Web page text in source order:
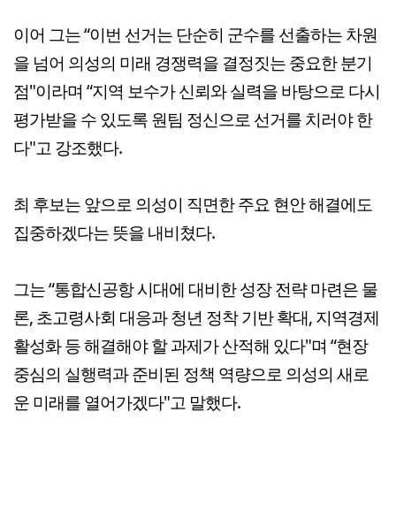
이어 그는 “이번 선거는 단순히 군수를 선출하는 차원
을 넘어 의성의 미래 경쟁력을 결정짓는 중요한 분기
점"이라며 “지역 보수가 신뢰와 실력을 바탕으로 다시
평가받을 수 있도록 원팀 정신으로 선거를 치러야 한
다"고 강조했다.
최 후보는 앞으로 의성이 직면한 주요 현안 해결에도
집중하겠다는 뜻을 내비쳤다.
그는 “통합신공항 시대에 대비한 성장 전략 마련은 물
론, 초고령사회 대응과 청년 정착 기반 확대, 지역경제
활성화 등 해결해야 할 과제가 산적해 있다"며 “현장
중심의 실행력과 준비된 정책 역량으로 의성의 새로
운 미래를 열어가겠다"고 말했다.